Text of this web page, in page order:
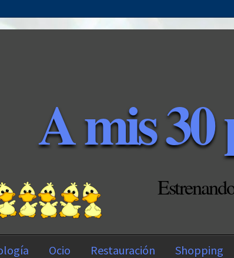
A mis
Ocio Restauración Shopping